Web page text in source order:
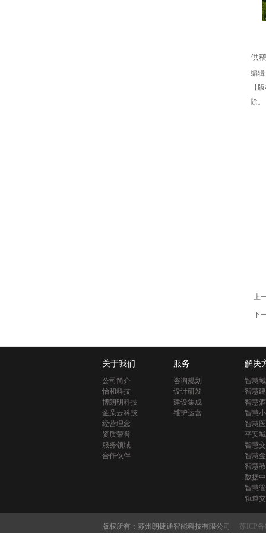
供
编
【
除。
上
下
关于我们
公司简介
怡和科技
博朗明科技
金朵云科技
经营理念
资质荣誉
服务领域
合作伙伴
服务
咨询规划
设计研发
建设集成
维护运营
解决
智慧
智慧
智慧
智慧
智慧
平安
智慧
智慧
智慧
数据
智慧
轨道
版权所有：苏州朗捷通智能科技有限公司 苏ICP备